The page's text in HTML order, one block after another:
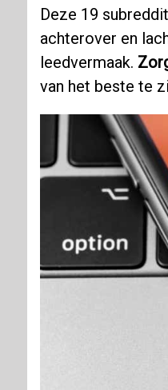
Deze 19
achterover en
leedvermaak.
van het beste te